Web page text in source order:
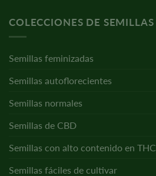
COLECCIONES DE SEMILLAS
Semillas feminizadas
Semillas autoflorecientes
Semillas normales
Semillas de CBD
Semillas con alto contenido en THC
Semillas fáciles de cultivar